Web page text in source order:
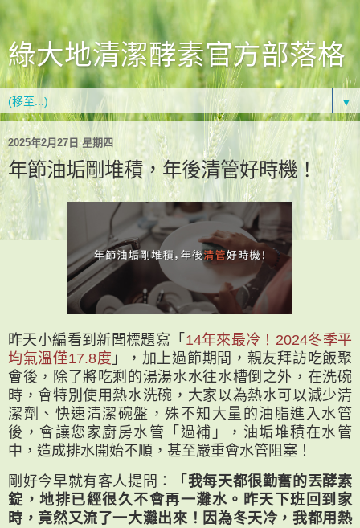
綠大地清潔酵素官方部落格
▼
2025年2月27日 星期四
年節油垢剛堆積，年後清管好時機！
昨天小編看到新聞標題寫「 14年來最冷！2024冬季平
均氣溫僅17.8度 」，加上過節期間，親友拜訪吃飯聚
會後，除了將吃剩的湯湯水水往水槽倒之外，在洗碗
時，會特別使用熱水洗碗，大家以為熱水可以減少清
潔劑、快速清潔碗盤，殊不知大量的油脂進入水管
後，會讓您家廚房水管「過補」，油垢堆積在水管
中，造成排水開始不順，甚至嚴重會水管阻塞！
剛好今早就有客人提問：「 我每天都很勤奮的丟酵素
錠，地排已經很久不會再一灘水。昨天下班回到家
時，竟然又流了一大灘出來！因為冬天冷，我都用熱